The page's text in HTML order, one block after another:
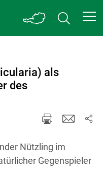
als
des
Nützling im
Gegenspieler